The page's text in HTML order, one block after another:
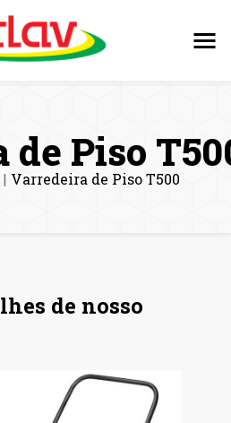
Piso
Varredeira de Piso T500
de nosso